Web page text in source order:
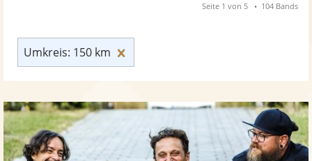
Umkreis: 150 km
Seite 1 von 5 104 Bands